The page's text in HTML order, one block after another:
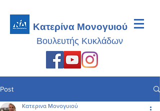
Κατερίνα Μονογυιού
Βουλευτής Κυκλάδων
Post
Κατερινα Μονογυιού